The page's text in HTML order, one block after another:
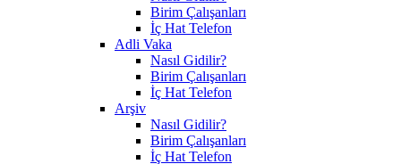
Birim Çalışanları
İç Hat Telefon
Adli Vaka
Nasıl Gidilir?
Birim Çalışanları
İç Hat Telefon
Arşiv
Nasıl Gidilir?
Birim Çalışanları
İç Hat Telefon